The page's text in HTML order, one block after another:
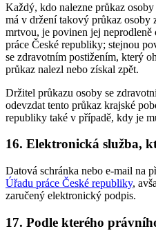
Každý, kdo nalezne průkaz
má v držení takový průkaz osoby
mrtvou, je povinen jej neprodleně
práce České republiky; stejnou
se zdravotním postižením, který
průkaz nalezl nebo získal zpět.
Držitel průkazu osoby se
odevzdat tento průkaz krajské
republiky také v případě, kdy je
16. Elektronická služba,
Datová schránka nebo e-mail na
Úřadu práce České republiky,
zaručený elektronický podpis.
17. Podle kterého